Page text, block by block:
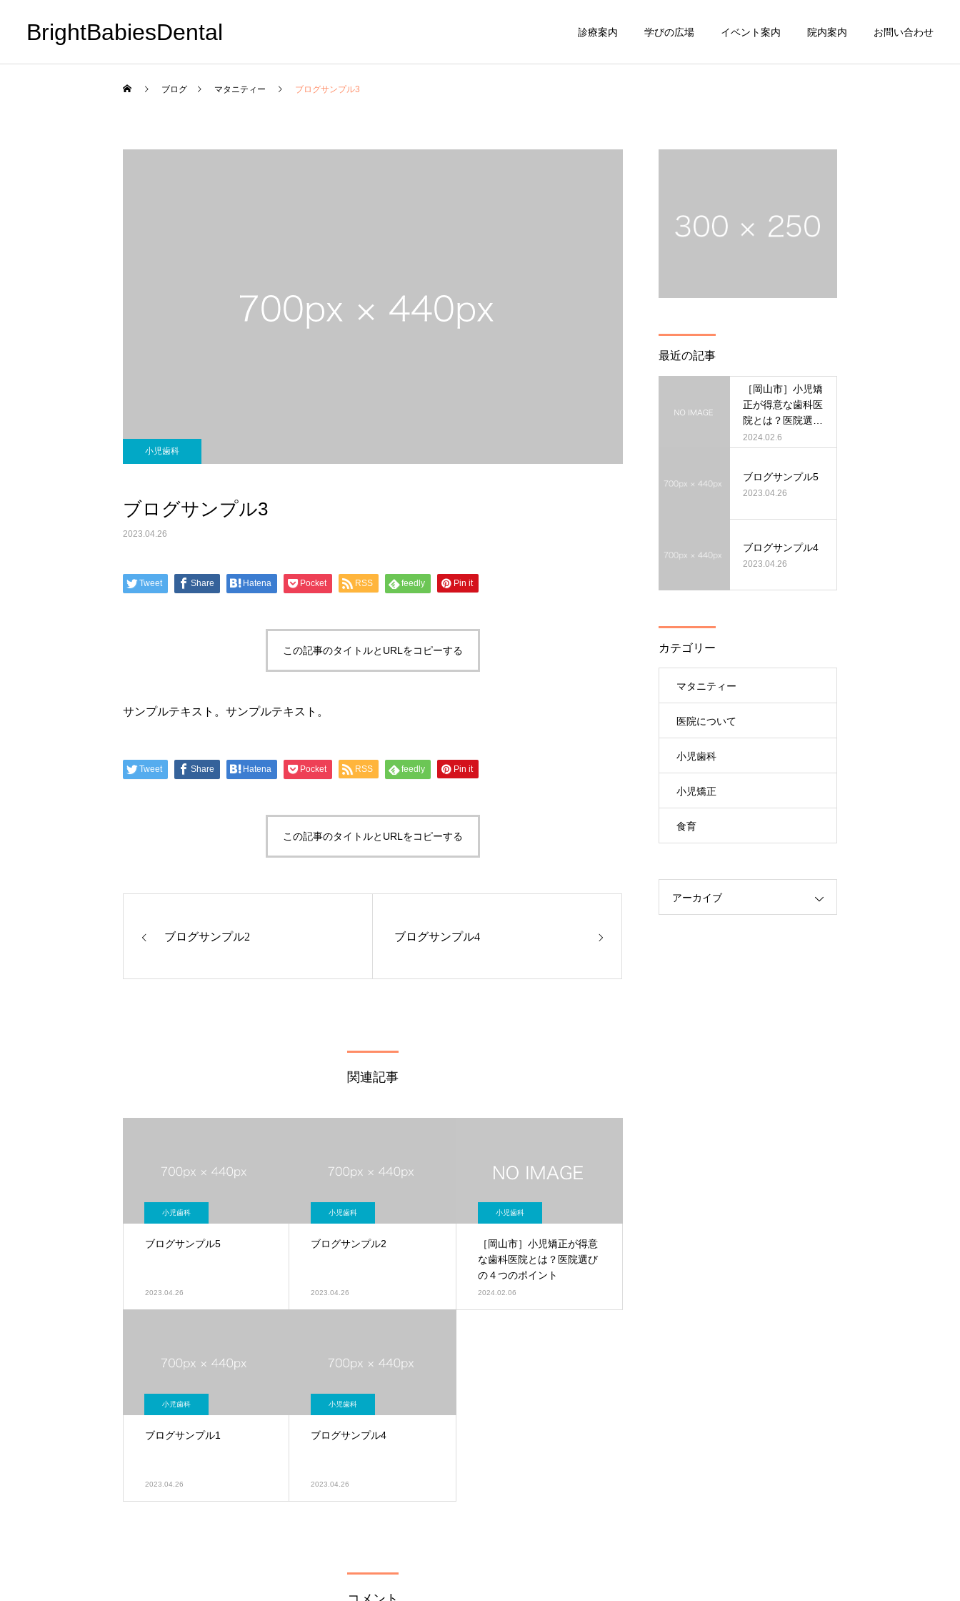
BrightBabiesDental 診療案内 学びの広場 イベント案内 院内案内 お問い合わせ
ブログサンプル3
ブログ マタニティー ブログサンプル3
小児歯科
ブログサンプル3
2023.04.26
Tweet Share Hatena Pocket RSS feedly Pin it
この記事のタイトルとURLをコピーする
サンプルテキスト。サンプルテキスト。
Tweet Share Hatena Pocket RSS feedly Pin it
この記事のタイトルとURLをコピーする
ブログサンプル2 ブログサンプル4
関連記事
小児歯科
ブログサンプル5
2023.04.26
小児歯科
ブログサンプル2
2023.04.26
小児歯科
［岡山市］小児矯正が得意
な歯科医院とは？医院選び
の４つのポイント
2024.02.06
小児歯科
ブログサンプル1
2023.04.26
小児歯科
ブログサンプル4
2023.04.26
最近の記事
［岡山市］小児矯
正が得意な歯科医
院とは？医院選び
の４つのポイント
2024.02.6
ブログサンプル5
2023.04.26
ブログサンプル4
2023.04.26
カテゴリー
マタニティー
医院について
小児歯科
小児矯正
食育
アーカイブ